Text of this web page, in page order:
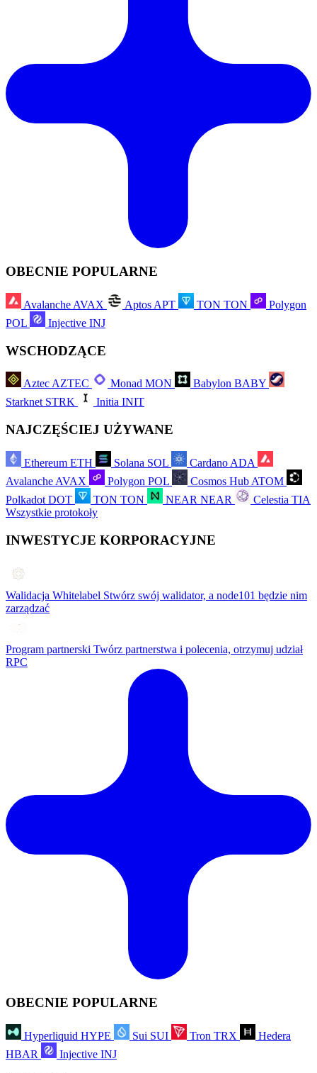
OBECNIE POPULARNE
Avalanche AVAX Aptos APT TON TON
Polygon
POL
Injective INJ
WSCHODZĄCE
AztecAZTEC Monad MON Babylon BABY
Starknet STRK Initia INIT
NAJCZĘŚCIEJ UŻYWANE
Ethereum ETH Solana SOL Cardano ADA
Avalanche AVAX Polygon POL Cosmos Hub ATOM
Polkadot DOT TON TON NEAR NEAR Celestia TIA
Wszystkie protokoły
INWESTYCJE KORPORACYJNE
Walidacja Whitelabel Stwórz swój walidator, a node101 będzie nim
zarządzać
Program partnerski Twórz partnerstwa i polecenia, otrzymuj udział
RPC
OBECNIE POPULARNE
Hyperliquid HYPE Sui SUI Tron TRX
Hedera
HBAR
Injective INJ